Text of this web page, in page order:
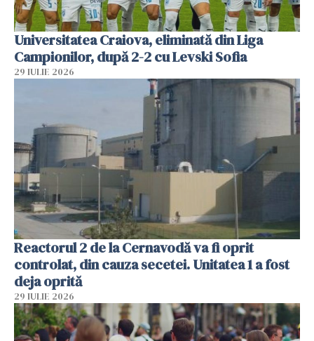
Universitatea Craiova, eliminată din Liga
Campionilor, după 2-2 cu Levski Sofia
29 IULIE 2026
Reactorul 2 de la Cernavodă va fi oprit
controlat, din cauza secetei. Unitatea 1 a fost
deja oprită
29 IULIE 2026